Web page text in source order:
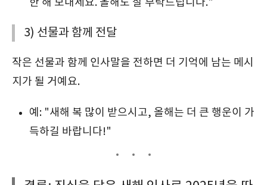
한 해 보내세요. 올해도 잘 부탁드립니다."
3) 선물과 함께 전달
작은 선물과 함께 인사말을 전하면 더 기억에 남는 메시
지가 될 거예요.
예: "새해 복 많이 받으시고, 올해는 더 큰 행운이 가
득하길 바랍니다!"